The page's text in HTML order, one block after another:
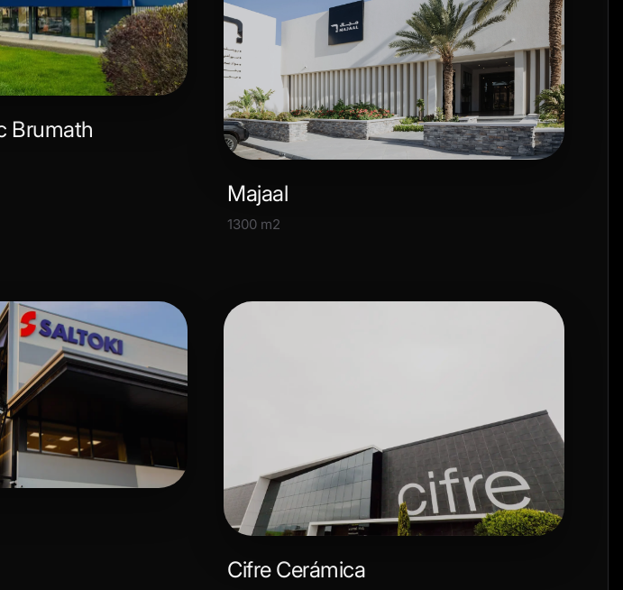
Brumath
Majaal
1300 m2
Cifre Cerámica